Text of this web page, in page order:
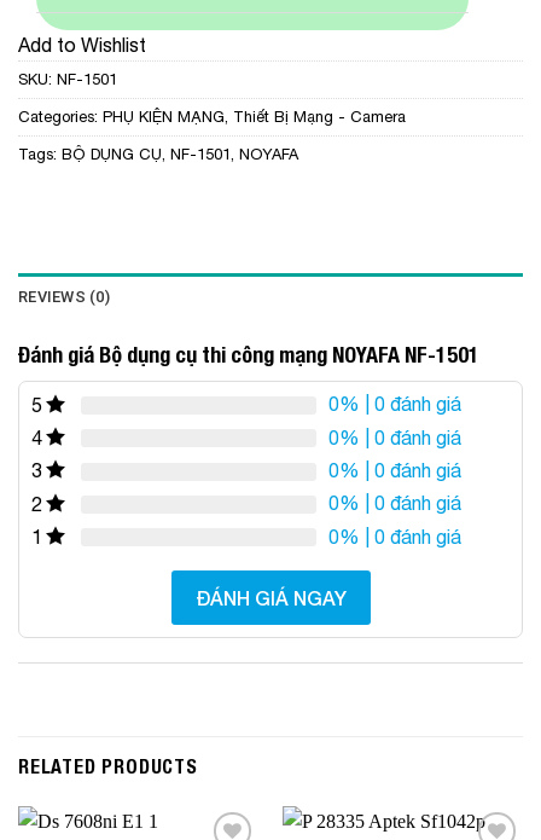
Add to Wishlist
SKU: NF-1501
Categories: PHỤ KIỆN MẠNG Thiết Bị Mạng - Camera
Tags: BỘ DỤNG CỤ NF-1501 NOYAFA
REVIEWS (0)
Đánh giá Bộ dụng cụ thi công mạng NOYAFA NF-1501
5 0% | 0 đánh giá
4
0% | 0 đánh giá
3
0% | 0 đánh giá
2
0% | 0 đánh giá
1
0% | 0 đánh giá
ĐÁNH GIÁ NGAY
RELATED PRODUCTS